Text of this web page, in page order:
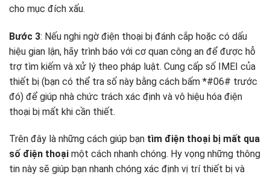
cho mục đích xấu.
Bước 3: Nếu nghi ngờ điện thoại bị đánh cắp hoặc có dấu
hiệu gian lận, hãy trình báo với cơ quan công an để được hỗ
trợ tìm kiếm và xử lý theo pháp luật. Cung cấp số IMEI của
thiết bị (bạn có thể tra số này bằng cách bấm *#06# trước
đó) để giúp nhà chức trách xác định và vô hiệu hóa điện
thoại bị mất khi cần thiết.
Trên đây là những cách giúp bạn tìm điện thoại bị mất qua
số điện thoại một cách nhanh chóng. Hy vọng những thông
tin này sẽ giúp bạn nhanh chóng xác định vị trí thiết bị và